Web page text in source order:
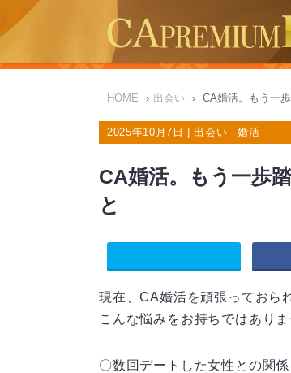
HOME › 出会い › CA婚活。もう一
2025年10月7日 |出会い 婚活
CA婚活。もう一歩
と
現在、CA婚活を頑張っておら
こんな悩みをお持ちではありま
〇数回デートした女性との関